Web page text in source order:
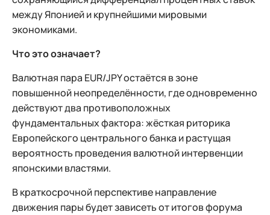
между Японией и крупнейшими мировыми
экономиками.
Что это означает?
Валютная пара EUR/JPY остаётся в зоне
повышенной неопределённости, где одновременно
действуют два противоположных
фундаментальных фактора: жёсткая риторика
Европейского центрального банка и растущая
вероятность проведения валютной интервенции
японскими властями.
В краткосрочной перспективе направление
движения пары будет зависеть от итогов форума